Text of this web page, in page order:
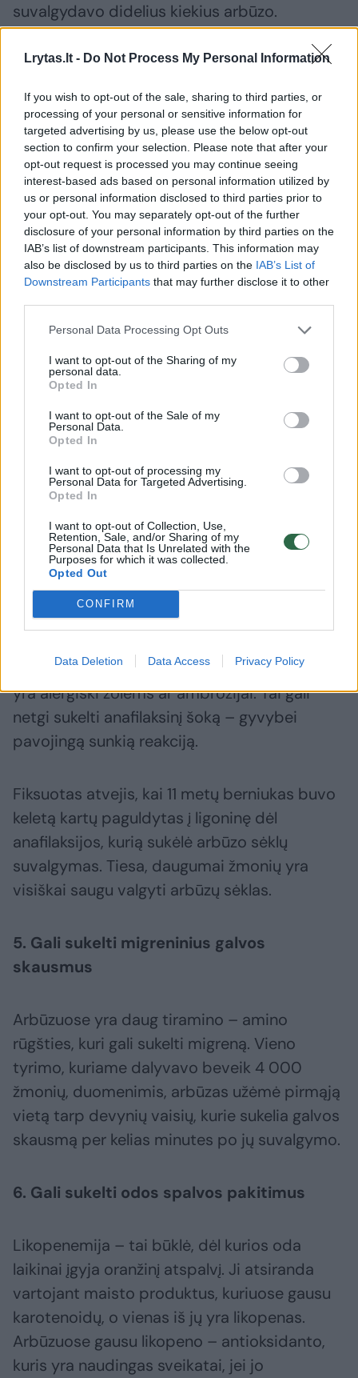
Lrytas.lt - Do Not Process My Personal Information
If you wish to opt-out of the sale, sharing to third parties, or
processing of your personal or sensitive information for
targeted advertising by us, please use the below opt-out
section to confirm your selection. Please note that after your
opt-out request is processed you may continue seeing
interest-based ads based on personal information utilized by
us or personal information disclosed to third parties prior to
your opt-out. You may separately opt-out of the further
disclosure of your personal information by third parties on the
IAB’s list of downstream participants. This information may
also be disclosed by us to third parties on the IAB’s List of
Downstream Participants that may further disclose it to other
Personal Data Processing Opt Outs
I want to opt-out of the Sharing of my
personal data.
Opted In
I want to opt-out of the Sale of my
Personal Data.
Opted In
I want to opt-out of processing my
Personal Data for Targeted Advertising.
Opted In
I want to opt-out of Collection, Use,
Retention, Sale, and/or Sharing of my
Personal Data that Is Unrelated with the
Purposes for which it was collected.
Opted Out
CONFIRM
Data Deletion Data Access Privacy Policy
suvalgydavo didelius kiekius arbūzo.
Gydytojai patarė jam sumažinti arbūzų
suvartojimą ir hiperkalemija nepasikartojo.
3. Gali padidinti cukraus kiekį kraujyje
Nors arbūzas turi aukštą glikeminį indeksą
(GI) – nuo 74 iki 80 šimto balų skalėje – jo
glikeminė apkrova (GA) yra žema, apie 5
(vertė virš 20 laikoma aukšta).
maisto produkte esančių angliavandenių
kiekį, siekiant įvertinti, kaip greitai ir kiek
maistas padidina cukraus kiekį kraujyje.
Nors valgant didelius arbūzo kiekius cukraus
kiekis kraujyje gali staigiai pakilti, didelis
arbūzo vandens kiekis ir maža GL leidžia jį
žmonėms, jei išlaikomas saikas.
4. Gali sukelti sunkią alerginę reakciją
alerginė reakcija į arbūzą, ypač tiems, kurie
yra alergiški žolėms ar ambrozijai. Tai gali
netgi sukelti anafilaksinį šoką – gyvybei
pavojingą sunkią reakciją.
Fiksuotas atvejis, kai 11 metų berniukas buvo
keletą kartų paguldytas į ligoninę dėl
anafilaksijos, kurią sukėlė arbūzo sėklų
suvalgymas. Tiesa, daugumai žmonių yra
visiškai saugu valgyti arbūzų sėklas.
5. Gali sukelti migreninius galvos
skausmus
Arbūzuose yra daug tiramino – amino
rūgšties, kuri gali sukelti migreną. Vieno
tyrimo, kuriame dalyvavo beveik 4 000
žmonių, duomenimis, arbūzas užėmė pirmąją
vietą tarp devynių vaisių, kurie sukelia galvos
skausmą per kelias minutes po jų suvalgymo.
6. Gali sukelti odos spalvos pakitimus
Likopenemija – tai būklė, dėl kurios oda
laikinai įgyja oranžinį atspalvį. Ji atsiranda
vartojant maisto produktus, kuriuose gausu
karotenoidų, o vienas iš jų yra likopenas.
Arbūzuose gausu likopeno – antioksidanto,
kuris yra naudingas sveikatai, jei jo